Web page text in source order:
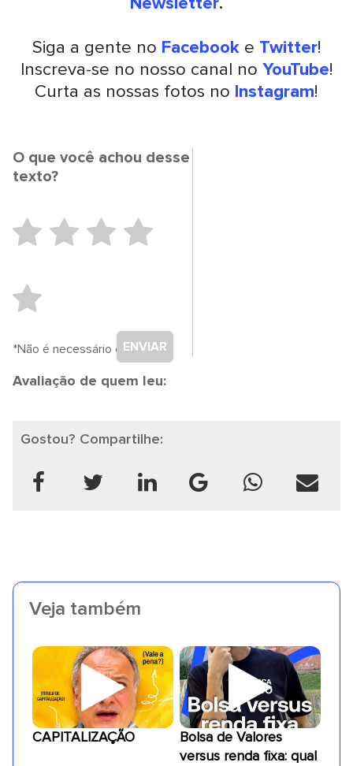
Siga a gente no Facebooke Twitter!
Inscreva-se no nosso canal no YouTube!
Curta as nossas fotos no Instagram!
O que você achou desse
texto?
ENVIAR
*Não é necessário cadastro.
Avaliação de quem leu:
Gostou? Compartilhe:
Veja também
CAPITALIZAÇÃO
Bolsa de Valores
versus renda fixa: qual